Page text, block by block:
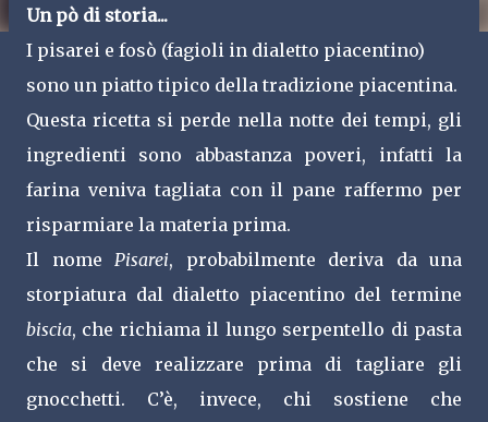
Un pò di storia...
I pisarei e fosò (fagioli in dialetto piacentino)
sono un piatto tipico della tradizione piacentina.
Questa ricetta si perde nella notte dei tempi, gli
ingredienti sono abbastanza poveri, infatti la
farina veniva tagliata con il pane raffermo per
risparmiare la materia prima.
Il nome Pisarei, probabilmente deriva da una
storpiatura dal dialetto piacentino del termine
biscia, che richiama il lungo serpentello di pasta
che si deve realizzare prima di tagliare gli
gnocchetti. C’è, invece, chi sostiene che